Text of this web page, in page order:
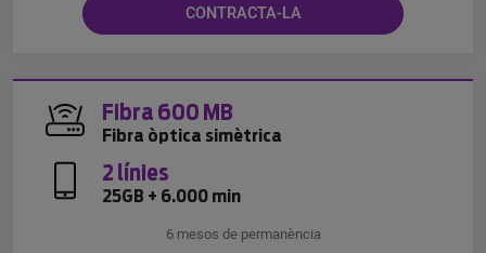
CONTRACTA-LA
Fibra 600 MB
Fibra òptica simètrica
2 línies
25GB + 6.000 min
6 mesos de permanència